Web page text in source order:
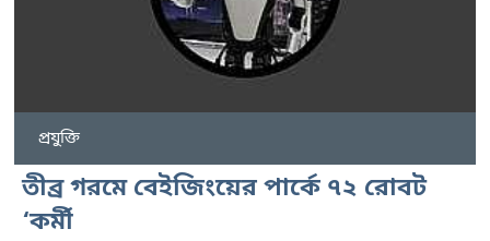
প্রযুক্তি
তীব্র গরমে বেইজিংয়ের পার্কে ৭২ রোবট
‘কর্মী